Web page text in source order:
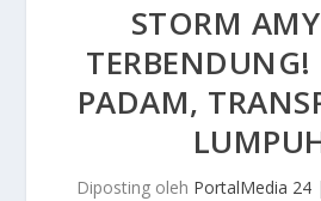
STORM
TERBENDUNG!
PADAM,
Diposting oleh PortalMedia 24